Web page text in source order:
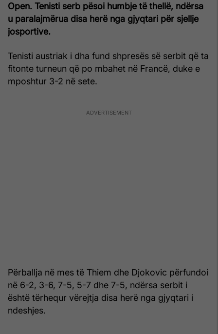
Open. Tenisti serb pësoi humbje të thellë, ndërsa
u paralajmërua disa herë nga gjyqtari për sjellje
josportive.
Tenisti austriak i dha fund shpresës së serbit që ta
fitonte turneun që po mbahet në Francë, duke e
mposhtur 3-2 në sete.
Përballja në mes të Thiem dhe Djokovic përfundoi
në 6-2, 3-6, 7-5, 5-7 dhe 7-5, ndërsa serbit i
është tërhequr vërejtja disa herë nga gjyqtari i
ndeshjes.